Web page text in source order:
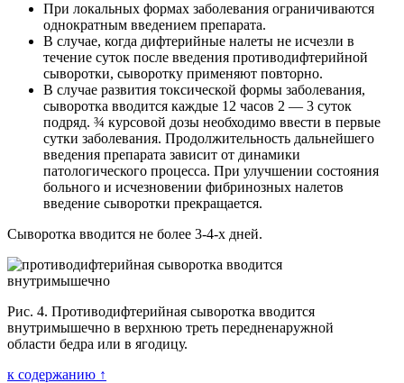
При локальных формах заболевания ограничиваются
однократным введением препарата.
В случае, когда дифтерийные налеты не исчезли в
течение суток после введения противодифтерийной
сыворотки, сыворотку применяют повторно.
В случае развития токсической формы заболевания,
сыворотка вводится каждые 12 часов 2 — 3 суток
подряд. ¾ курсовой дозы необходимо ввести в первые
сутки заболевания. Продолжительность дальнейшего
введения препарата зависит от динамики
патологического процесса. При улучшении состояния
больного и исчезновении фибринозных налетов
введение сыворотки прекращается.
Сыворотка вводится не более 3-4-х дней.
Рис. 4. Противодифтерийная сыворотка вводится
внутримышечно в верхнюю треть передненаружной
области бедра или в ягодицу.
к содержанию ↑